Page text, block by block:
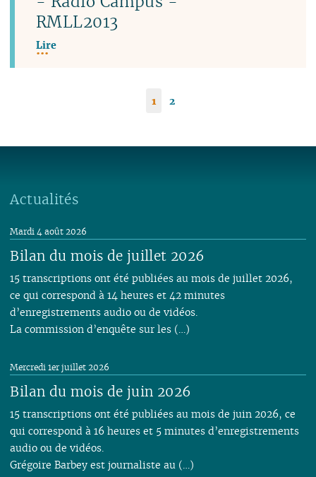
RMLL2013
Lire
1 2
Actualités
Bilan du mois de juillet 2026
Mardi 4 août 2026
15 transcriptions ont été publiées au mois de juillet 2026,
ce qui correspond à 14 heures et 42 minutes
d’enregistrements audio ou de vidéos.
La commission d’enquête sur les (…)
Bilan du mois de juin 2026
Mercredi 1er juillet 2026
15 transcriptions ont été publiées au mois de juin 2026, ce
qui correspond à 16 heures et 5 minutes d’enregistrements
audio ou de vidéos.
Grégoire Barbey est journaliste au (…)